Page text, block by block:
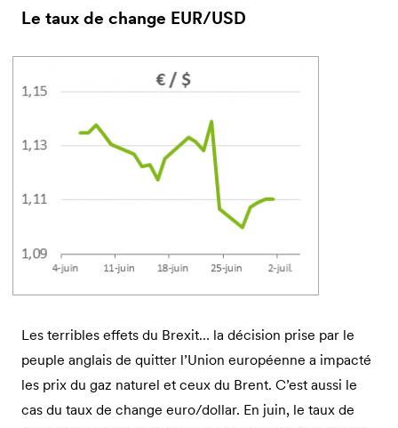
Le taux de change EUR/USD
Les terribles effets du Brexit… la décision prise par le
peuple anglais de quitter l’Union européenne a impacté
les prix du gaz naturel et ceux du Brent. C’est aussi le
cas du taux de change euro/dollar. En juin, le taux de